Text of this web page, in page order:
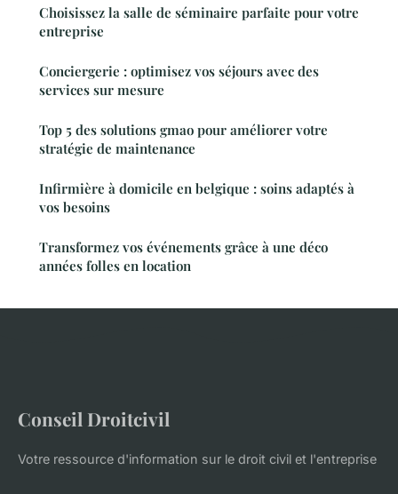
Choisissez la salle de séminaire parfaite pour votre
entreprise
Conciergerie : optimisez vos séjours avec des
services sur mesure
Top 5 des solutions gmao pour améliorer votre
stratégie de maintenance
Infirmière à domicile en belgique : soins adaptés à
vos besoins
Transformez vos événements grâce à une déco
années folles en location
Conseil Droitcivil
Votre ressource d'information sur le droit civil et l'entreprise